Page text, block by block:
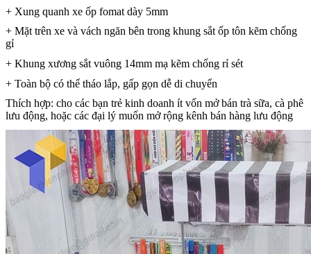
+ Xung quanh xe ốp fomat dày 5mm
+ Mặt trên xe và vách ngăn bên trong khung sắt ốp tôn kẽm chống
gỉ
+ Khung xương sắt vuông 14mm mạ kẽm chống rỉ sét
+ Toàn bộ có thể tháo lắp, gấp gọn dễ di chuyển
Thích hợp: cho các bạn trẻ kinh doanh ít vốn mở bán trà sữa, cà phê
lưu động, hoặc các đại lý muốn mở rộng kênh bán hàng lưu động